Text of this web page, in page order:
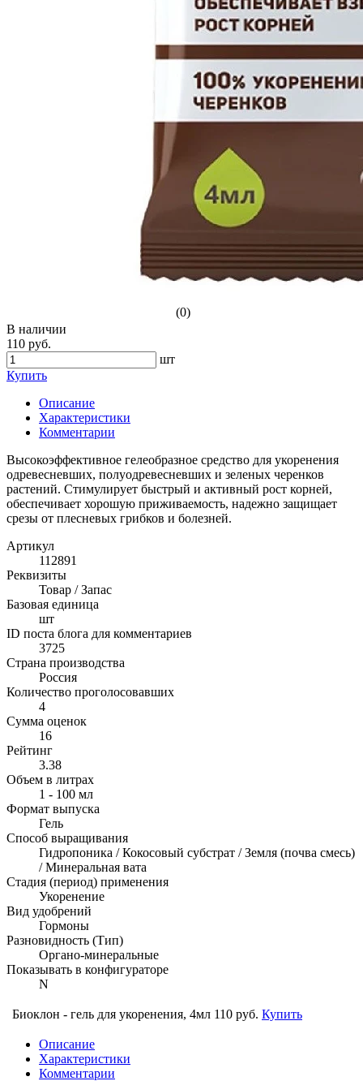
(0)
В наличии
110 руб.
шт
Купить
Описание
Характеристики
Комментарии
Высокоэффективное гелеобразное средство для укоренения
одревесневших, полуодревесневших и зеленых черенков
растений. Стимулирует быстрый и активный рост корней,
обеспечивает хорошую приживаемость, надежно защищает
срезы от плесневых грибков и болезней.
Артикул
112891
Реквизиты
Товар / Запас
Базовая единица
шт
ID поста блога для комментариев
3725
Страна производства
Россия
Количество проголосовавших
4
Сумма оценок
16
Рейтинг
3.38
Объем в литрах
1 - 100 мл
Формат выпуска
Гель
Способ выращивания
Гидропоника / Кокосовый субстрат / Земля (почва смесь)
/ Минеральная вата
Стадия (период) применения
Укоренение
Вид удобрений
Гормоны
Разновидность (Тип)
Органо-минеральные
Показывать в конфигураторе
N
Биоклон - гель для укоренения, 4мл 110 руб. Купить
Описание
Характеристики
Комментарии